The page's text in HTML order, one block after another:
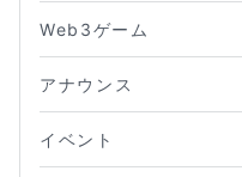
Web3ゲーム
アナウンス
イベント